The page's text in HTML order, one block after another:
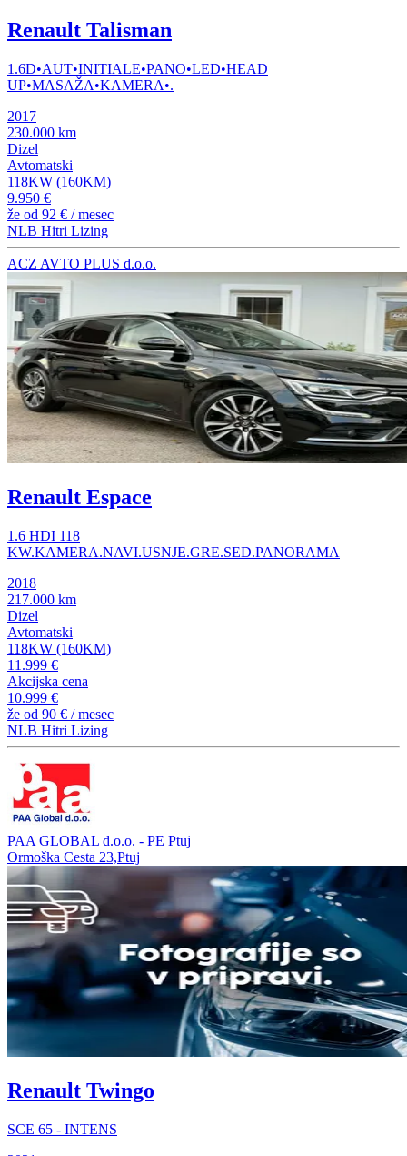
Renault Talisman
1.6D•AUT•INITIALE•PANO•LED•HEAD
UP•MASAŽA•KAMERA•.
2017
230.000 km
Dizel
Avtomatski
118KW (160KM)
9.950 €
že od 92 € / mesec
NLB Hitri Lizing
ACZ AVTO PLUS d.o.o.
Renault Espace
1.6 HDI 118
KW.KAMERA.NAVI.USNJE.GRE.SED.PANORAMA
2018
217.000 km
Dizel
Avtomatski
118KW (160KM)
11.999 €
Akcijska cena
10.999 €
že od 90 € / mesec
NLB Hitri Lizing
PAA GLOBAL d.o.o. - PE Ptuj
Ormoška Cesta 23,Ptuj
Renault Twingo
SCE 65 - INTENS